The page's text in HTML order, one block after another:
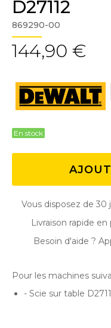
D27112
869290-00
144,90 €
En stock
Vous disposez de
Livraison rapide
Besoin d'aide ?
Pour les machines
- Scie sur table